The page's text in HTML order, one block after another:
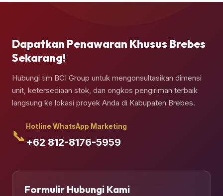
Dapatkan Penawaran Khusus Brebes
Sekarang!
Hubungi tim BCI Group untuk mengonsultasikan dimensi
unit, ketersediaan stok, dan ongkos pengiriman terbaik
langsung ke lokasi proyek Anda di Kabupaten Brebes.
📞
Hotline WhatsApp Marketing
+62 812-8176-5959
Formulir Hubungi Kami